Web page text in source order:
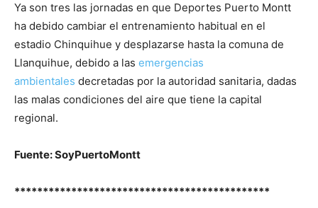
Ya son tres las jornadas en que Deportes Puerto Montt
ha debido cambiar el entrenamiento habitual en el
estadio Chinquihue y desplazarse hasta la comuna de
Llanquihue, debido a las emergencias
ambientales decretadas por la autoridad sanitaria, dadas
las malas condiciones del aire que tiene la capital
regional.
Fuente: SoyPuertoMontt
*********************************************